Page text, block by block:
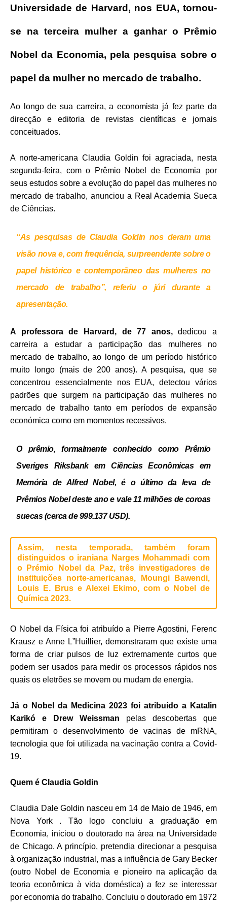
Universidade de Harvard, nos EUA, tornou-
se na terceira mulher a ganhar o Prêmio
Nobel da Economia, pela pesquisa sobre o
papel da mulher no mercado de trabalho.
Ao longo de sua carreira, a economista já fez parte da
direcção e editoria de revistas científicas e jornais
conceituados.
A norte-americana Claudia Goldin foi agraciada, nesta
segunda-feira, com o Prêmio Nobel de Economia por
seus estudos sobre a evolução do papel das mulheres no
mercado de trabalho, anunciou a Real Academia Sueca
de Ciências.
“As pesquisas de Claudia Goldin nos deram uma
visão nova e, com frequência, surpreendente sobre o
papel histórico e contemporâneo das mulheres no
mercado de trabalho”, referiu o júri durante a
apresentação.
A professora de Harvard, de 77 anos,dedicou a
carreira a estudar a participação das mulheres no
mercado de trabalho, ao longo de um período histórico
muito longo (mais de 200 anos). A pesquisa, que se
concentrou essencialmente nos EUA, detectou vários
padrões que surgem na participação das mulheres no
mercado de trabalho tanto em períodos de expansão
económica como em momentos recessivos.
O prêmio, formalmente conhecido como Prêmio
Sveriges Riksbank em Ciências Econômicas em
Memória de Alfred Nobel, é o último da leva de
Prêmios Nobel deste ano e vale11 milhões de coroas
suecas (cerca de 999.137 USD).
Assim, nesta temporada, também foram
distinguidos o iraniana Narges Mohammadi com
o Prémio Nobel da Paz, três investigadores de
instituições norte-americanas, Moungi Bawendi,
Louis E. Brus e Alexei Ekimo, com o Nobel de
Química 2023.
O Nobel da Física foi atribuído a Pierre Agostini, Ferenc
Krausz e Anne L”Huillier, demonstraram que existe uma
forma de criar pulsos de luz extremamente curtos que
podem ser usados para medir os processos rápidos nos
quais os eletrões se movem ou mudam de energia.
Já o Nobel da Medicina 2023 foi atribuído a Katalin
Karikó e Drew Weissman pelas descobertas que
permitiram o desenvolvimento de vacinas de mRNA,
tecnologia que foi utilizada na vacinação contra a Covid-
19.
Quem é Claudia Goldin
Claudia Dale Goldin nasceu em 14 de Maio de 1946, em
Nova York . Tão logo concluiu a graduação em
Economia, iniciou o doutorado na área na Universidade
de Chicago. A princípio, pretendia direcionar a pesquisa
à organização industrial, mas a influência de Gary Becker
(outro Nobel de Economia e pioneiro na aplicação da
teoria econômica à vida doméstica) a fez se interessar
por economia do trabalho. Concluiu o doutorado em 1972